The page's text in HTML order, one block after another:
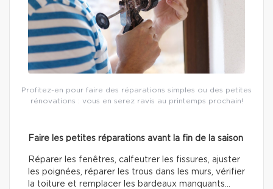
Profitez-en pour faire des réparations simples ou des petites
rénovations : vous en serez ravis au printemps prochain!
Faire les petites réparations avant la fin de la saison
Réparer les fenêtres, calfeutrer les fissures, ajuster
les poignées, réparer les trous dans les murs, vérifier
la toiture et remplacer les bardeaux manquants…